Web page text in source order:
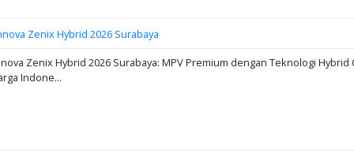
Zenix Hybrid 2026 Surabaya
Zenix Hybrid 2026 Surabaya: MPV Premium dengan Teknologi Hybrid
Indone...